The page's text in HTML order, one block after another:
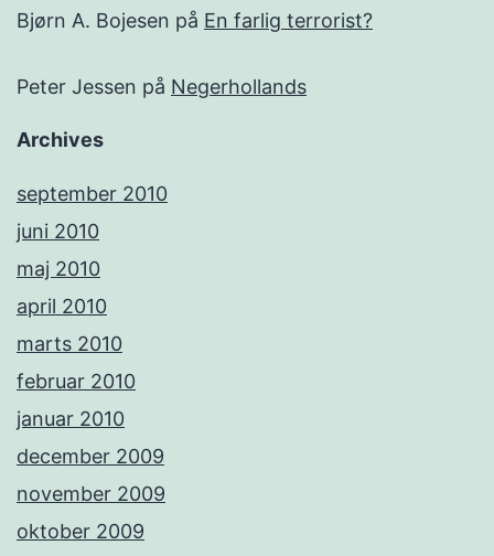
Bjørn A. Bojesen på En farlig terrorist?
Peter Jessen på Negerhollands
Archives
september 2010
juni 2010
maj 2010
april 2010
marts 2010
februar 2010
januar 2010
december 2009
november 2009
oktober 2009